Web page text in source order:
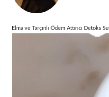
Elma ve Tarçınlı Ödem Attırıcı Detoks